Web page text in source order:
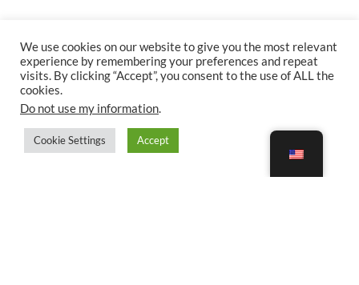
We use cookies on our website to give you the most relevant
experience by remembering your preferences and repeat
visits. By clicking “Accept”, you consent to the use of ALL the
cookies.
Do not use my information.
Cookie Settings Accept